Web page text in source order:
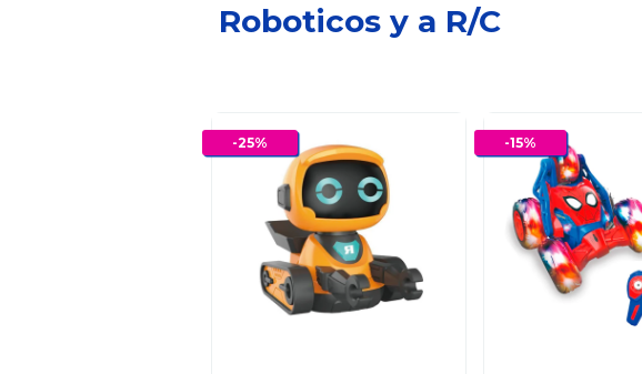
Roboticos y a R/C
-25% -15%